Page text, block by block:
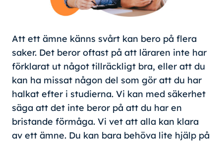
Att ett ämne känns svårt kan bero på flera
saker. Det beror oftast på att läraren inte har
förklarat ut något tillräckligt bra, eller att du
kan ha missat någon del som gör att du har
halkat efter i studierna. Vi kan med säkerhet
säga att det inte beror på att du har en
bristande förmåga. Vi vet att alla kan klara
av ett ämne. Du kan bara behöva lite hjälp på